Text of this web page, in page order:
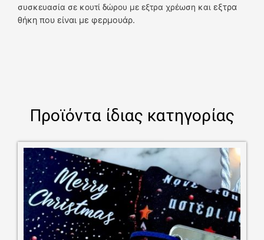
συσκευασία σε κουτί δώρου με εξτρα χρέωση και εξτρα
θήκη που είναι με φερμουάρ.
Προϊόντα ίδιας κατηγορίας